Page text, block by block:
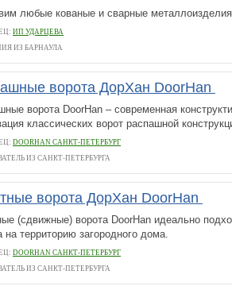
любые кованые и сварные
ИП УДАРЦЕВА
ИЗ БАРНАУЛА
ворота ДорХан DoorHan
ворота DoorHan – современная
классических ворот распашной
DOORHAN САНКТ-ПЕТЕРБУРГ
ИЗ САНКТ-ПЕТЕРБУРГА
ворота ДорХан DoorHan
(сдвижные) ворота DoorHan идеально
на территорию загородного дома.
DOORHAN САНКТ-ПЕТЕРБУРГ
ИЗ САНКТ-ПЕТЕРБУРГА